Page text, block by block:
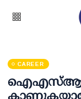
CAREER
ഐഎസ്ആര്‍ഒ